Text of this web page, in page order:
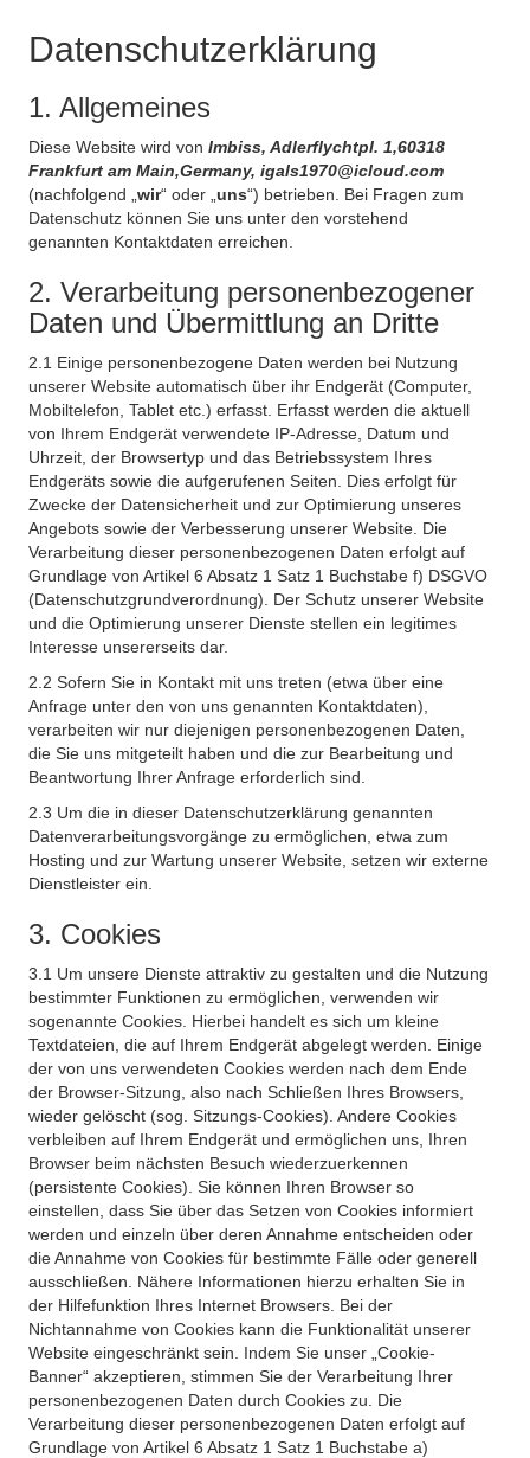
Datenschutzerklärung
1. Allgemeines
Diese Website wird von Imbiss, Adlerflychtpl. 1,60318
Frankfurt am Main,Germany, igals1970@icloud.com
(nachfolgend „ wir“ oder „ uns“) betrieben. Bei Fragen zum
Datenschutz können Sie uns unter den vorstehend
genannten Kontaktdaten erreichen.
2. Verarbeitung personenbezogener
Daten und Übermittlung an Dritte
2.1 Einige personenbezogene Daten werden bei Nutzung
unserer Website automatisch über ihr Endgerät (Computer,
Mobiltelefon, Tablet etc.) erfasst. Erfasst werden die aktuell
von Ihrem Endgerät verwendete IP-Adresse, Datum und
Uhrzeit, der Browsertyp und das Betriebssystem Ihres
Endgeräts sowie die aufgerufenen Seiten. Dies erfolgt für
Zwecke der Datensicherheit und zur Optimierung unseres
Angebots sowie der Verbesserung unserer Website. Die
Verarbeitung dieser personenbezogenen Daten erfolgt auf
Grundlage von Artikel 6 Absatz 1 Satz 1 Buchstabe f) DSGVO
(Datenschutzgrundverordnung). Der Schutz unserer Website
und die Optimierung unserer Dienste stellen ein legitimes
Interesse unsererseits dar.
2.2 Sofern Sie in Kontakt mit uns treten (etwa über eine
Anfrage unter den von uns genannten Kontaktdaten),
verarbeiten wir nur diejenigen personenbezogenen Daten,
die Sie uns mitgeteilt haben und die zur Bearbeitung und
Beantwortung Ihrer Anfrage erforderlich sind.
2.3 Um die in dieser Datenschutzerklärung genannten
Datenverarbeitungsvorgänge zu ermöglichen, etwa zum
Hosting und zur Wartung unserer Website, setzen wir externe
Dienstleister ein.
3. Cookies
3.1 Um unsere Dienste attraktiv zu gestalten und die Nutzung
bestimmter Funktionen zu ermöglichen, verwenden wir
sogenannte Cookies. Hierbei handelt es sich um kleine
Textdateien, die auf Ihrem Endgerät abgelegt werden. Einige
der von uns verwendeten Cookies werden nach dem Ende
der Browser-Sitzung, also nach Schließen Ihres Browsers,
wieder gelöscht (sog. Sitzungs-Cookies). Andere Cookies
verbleiben auf Ihrem Endgerät und ermöglichen uns, Ihren
Browser beim nächsten Besuch wiederzuerkennen
(persistente Cookies). Sie können Ihren Browser so
einstellen, dass Sie über das Setzen von Cookies informiert
werden und einzeln über deren Annahme entscheiden oder
die Annahme von Cookies für bestimmte Fälle oder generell
ausschließen. Nähere Informationen hierzu erhalten Sie in
der Hilfefunktion Ihres Internet Browsers. Bei der
Nichtannahme von Cookies kann die Funktionalität unserer
Website eingeschränkt sein. Indem Sie unser „Cookie-
Banner“ akzeptieren, stimmen Sie der Verarbeitung Ihrer
personenbezogenen Daten durch Cookies zu. Die
Verarbeitung dieser personenbezogenen Daten erfolgt auf
Grundlage von Artikel 6 Absatz 1 Satz 1 Buchstabe a)